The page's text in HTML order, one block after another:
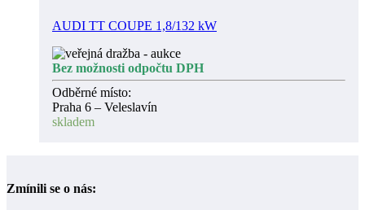
AUDI TT COUPE 1,8/132 kW
Bez možnosti odpočtu DPH
Odběrné místo:
Praha 6 – Veleslavín
skladem
Zmínili se o nás: